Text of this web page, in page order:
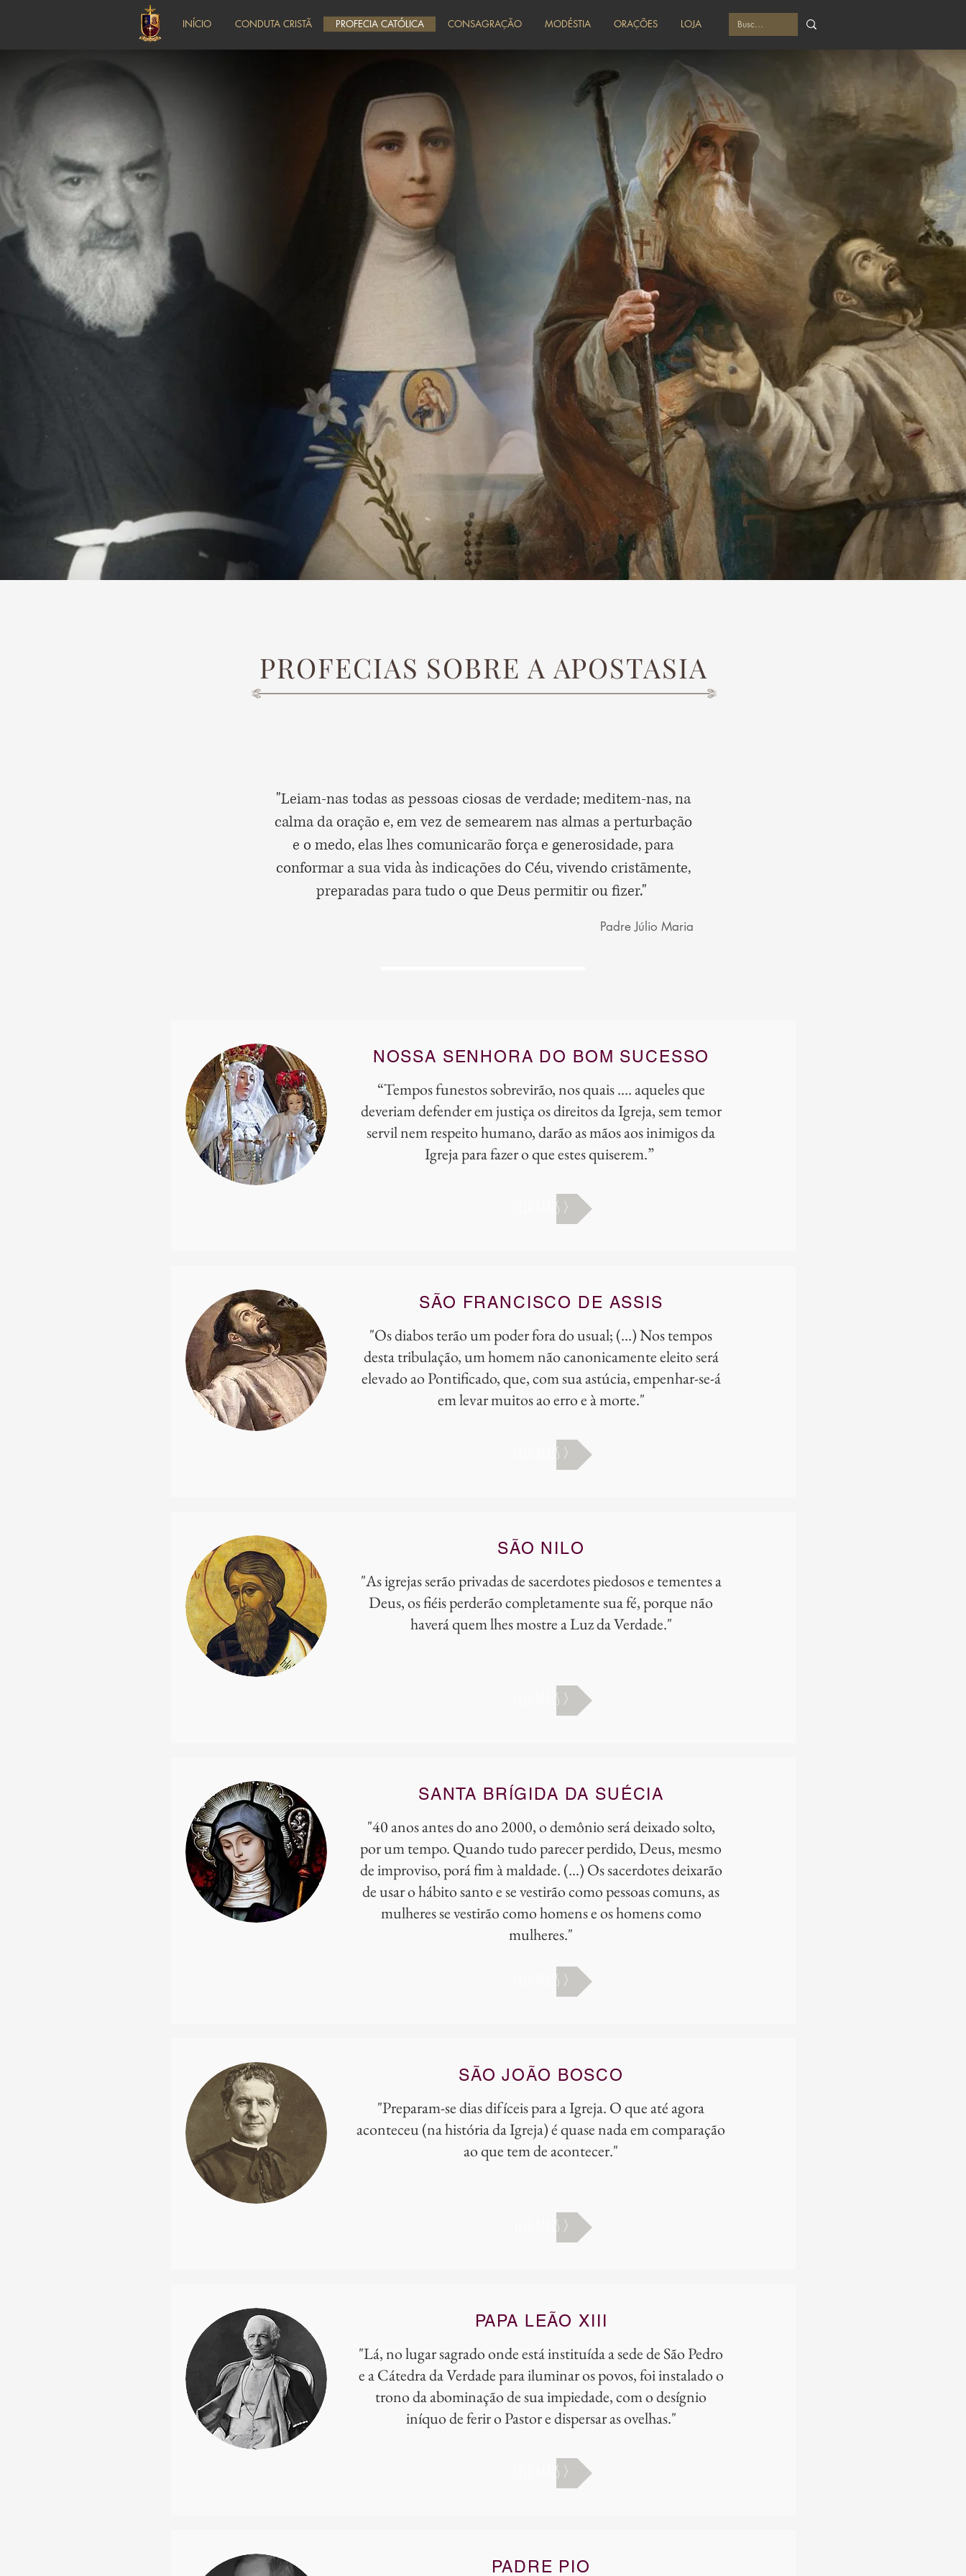
INÍCIO CONDUTA CRISTÃ PROFECIA CATÓLICA CONSAGRAÇÃO MODÉSTIA ORAÇÕES LOJA
PROFECIAS SOBRE A APOSTASIA
"Leiam-nas todas as pessoas ciosas de verdade; meditem-nas, na
calma da oração e, em vez de semearem nas almas a perturbação
e o medo, elas lhes comunicarão força e generosidade, para
conformar a sua vida às indicações do Céu, vivendo cristãmente,
preparadas para tudo o que Deus permitir ou fizer."
Padre Júlio Maria
NOSSA SENHORA DO BOM SUCESSO
“Tempos funestos sobrevirão, nos quais .... aqueles que
deveriam defender em justiça os direitos da Igreja, sem temor
servil nem respeito humano, darão as mãos aos inimigos da
Igreja para fazer o que estes quiserem.”
Leia mais >
SÃO FRANCISCO DE ASSIS
"Os diabos terão um poder fora do usual; (...) Nos tempos
desta tribulação, um homem não canonicamente eleito será
elevado ao Pontificado, que, com sua astúcia, empenhar-se-á
em levar muitos ao erro e à morte."
Leia mais >
SÃO NILO
"As igrejas serão privadas de sacerdotes piedosos e tementes a
Deus, os fiéis perderão completamente sua fé, porque não
haverá quem lhes mostre a Luz da Verdade."
Leia mais >
SANTA BRÍGIDA DA SUÉCIA
"40 anos antes do ano 2000, o demônio será deixado solto,
por um tempo. Quando tudo parecer perdido, Deus, mesmo
de improviso, porá fim à maldade. (...) Os sacerdotes deixarão
de usar o hábito santo e se vestirão como pessoas comuns, as
mulheres se vestirão como homens e os homens como
mulheres."
Leia mais >
SÃO JOÃO BOSCO
"Preparam-se dias difíceis para a Igreja. O que até agora
aconteceu (na história da Igreja) é quase nada em comparação
ao que tem de acontecer."
Leia mais >
PAPA LEÃO XIII
"Lá, no lugar sagrado onde está instituída a sede de São Pedro
e a Cátedra da Verdade para iluminar os povos, foi instalado o
trono da abominação de sua impiedade, com o desígnio
iníquo de ferir o Pastor e dispersar as ovelhas."
Leia mais >
PADRE PIO